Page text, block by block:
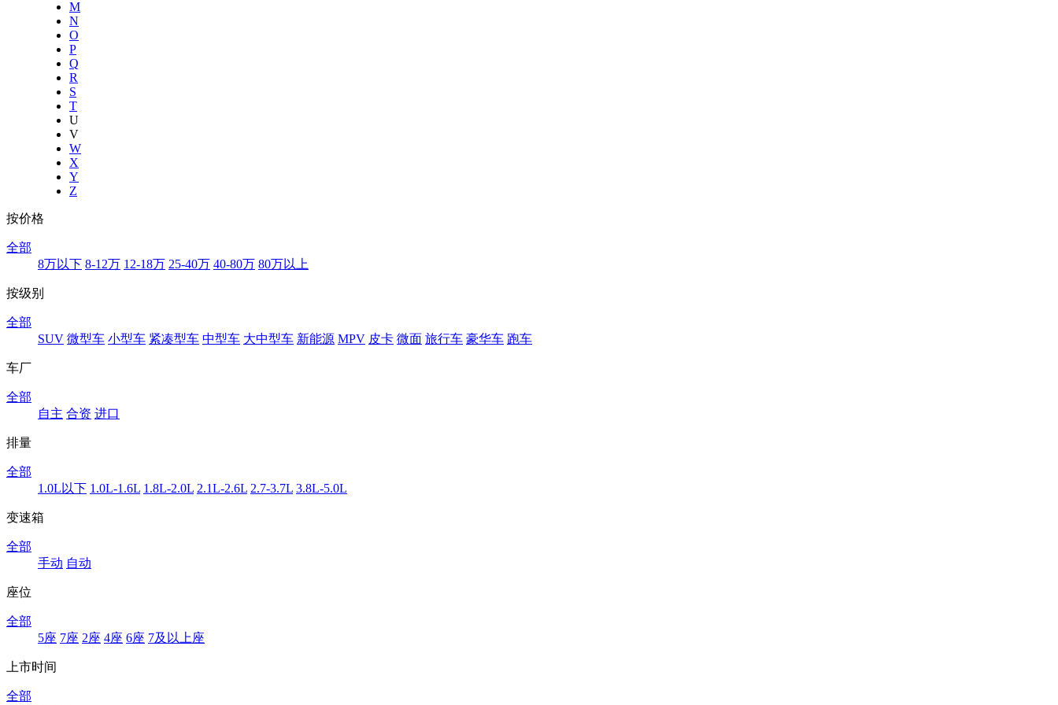
M
N
O
P
Q
R
S
T
U
V
W
X
Y
Z
按价格
全部
8万以下 8-12万 12-18万 25-40万 40-80万 80万以上
按级别
全部
SUV 微型车 小型车 紧凑型车 中型车 大中型车 新能源 MPV 皮卡 微面 旅行车 豪华车 跑车
车厂
全部
自主 合资 进口
排量
全部
1.0L以下 1.0L-1.6L 1.8L-2.0L 2.1L-2.6L 2.7-3.7L 3.8L-5.0L
变速箱
全部
手动 自动
座位
全部
5座 7座 2座 4座 6座 7及以上座
上市时间
全部